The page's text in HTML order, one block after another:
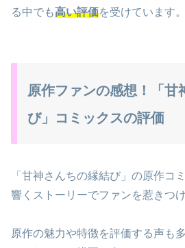
る中でも高い評価を受けています。
原作ファンの感想！「甘
び」コミックスの評価
「甘神さんちの縁結び」の原作コ
響くストーリーでファンを惹きつけ
原作の魅力や特徴を評価する声も